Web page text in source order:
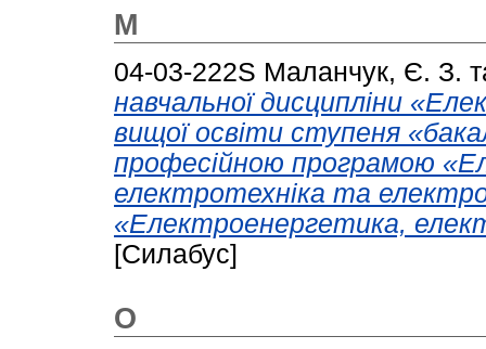
М
04-03-222S Маланчук, Є. З.
навчальної дисципліни
вищої освіти ступеня
професійною програмою
електротехніка та
«Електроенергетика,
[Силабус]
О